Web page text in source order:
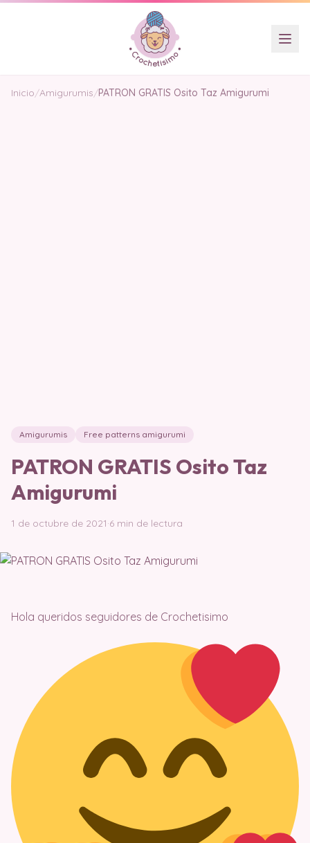
Inicio/Amigurumis/PATRON GRATIS Osito Taz Amigurumi
Amigurumis Free patterns amigurumi
PATRON GRATIS Osito Taz
Amigurumi
1 de octubre de 2021·6 min de lectura
Hola queridos seguidores de Crochetisimo